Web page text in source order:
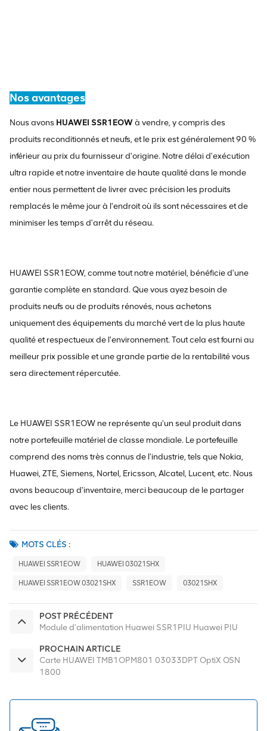
Nos avantages
Nous avons HUAWEI SSR1EOWà vendre, y compris des
produits reconditionnés et neufs, et le prix est généralement 90 %
inférieur au prix du fournisseur d'origine. Notre délai d'exécution
ultra rapide et notre inventaire de haute qualité dans le monde
entier nous permettent de livrer avec précision les produits
remplacés le même jour à l'endroit où ils sont nécessaires et de
minimiser les temps d'arrêt du réseau.
HUAWEI SSR1EOW, comme tout notre matériel, bénéficie d'une
garantie complète en standard. Que vous ayez besoin de
produits neufs ou de produits rénovés, nous achetons
uniquement des équipements du marché vert de la plus haute
qualité et respectueux de l'environnement. Tout cela est fourni au
meilleur prix possible et une grande partie de la rentabilité vous
sera directement répercutée.
Le HUAWEI SSR1EOW ne représente qu'un seul produit dans
notre portefeuille matériel de classe mondiale. Le portefeuille
comprend des noms très connus de l'industrie, tels que Nokia,
Huawei, ZTE, Siemens, Nortel, Ericsson, Alcatel, Lucent, etc. Nous
avons beaucoup d'inventaire, merci beaucoup de le partager
avec les clients.
MOTS CLÉS :
HUAWEI SSR1EOW HUAWEI 03021SHX
HUAWEI SSR1EOW 03021SHX SSR1EOW 03021SHX
POST PRÉCÉDENT
Module d'alimentation Huawei SSR1PIU Huawei PIU
PROCHAIN ARTICLE
Carte HUAWEI TMB1OPM801 03033DPT OptiX OSN
1800